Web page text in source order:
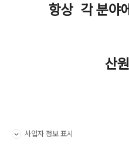
항상 각 분야
산
사업자 정보 표시